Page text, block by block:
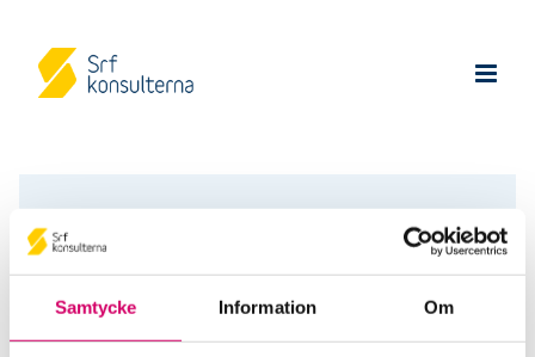
Samtycke Information Om
Intresseanmälan Auktoriserad
byrå